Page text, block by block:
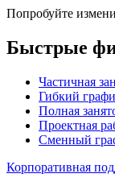
Попробуйте
Быстрые
Частичная
Гибкий
Полная
Проектная
Сменный
Корпоративная